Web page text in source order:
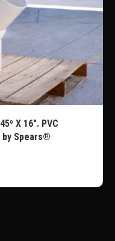
X 16″. PVC
by Spears®